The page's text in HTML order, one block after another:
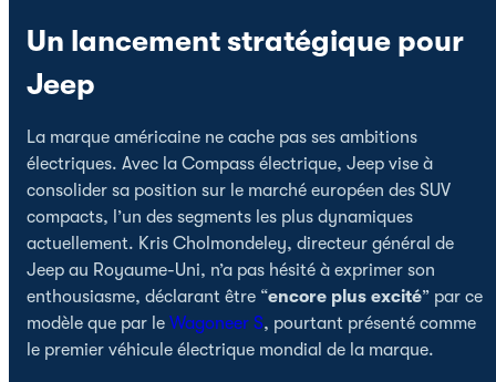
Un lancement stratégique pour
Jeep
La marque américaine ne cache pas ses ambitions
électriques. Avec la Compass électrique, Jeep vise à
consolider sa position sur le marché européen des SUV
compacts, l’un des segments les plus dynamiques
actuellement. Kris Cholmondeley, directeur général de
Jeep au Royaume-Uni, n’a pas hésité à exprimer son
enthousiasme, déclarant être “encore plus excité” par ce
modèle que par le Wagoneer S, pourtant présenté comme
le premier véhicule électrique mondial de la marque.